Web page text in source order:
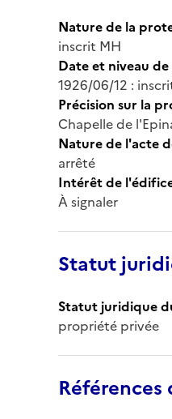
Nature de la
inscrit MH
Date et niveau
1926/06/12 :
Précision sur la
Chapelle de
Nature de l'acte
arrêté
Intérêt de
À signaler
Statut
Statut juridique
propriété privée